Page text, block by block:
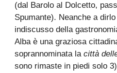
(dal Barolo al Dolcetto,
Spumante). Neanche a
indiscusso della
Alba è una graziosa
soprannominata la città
sono rimaste in piedi solo